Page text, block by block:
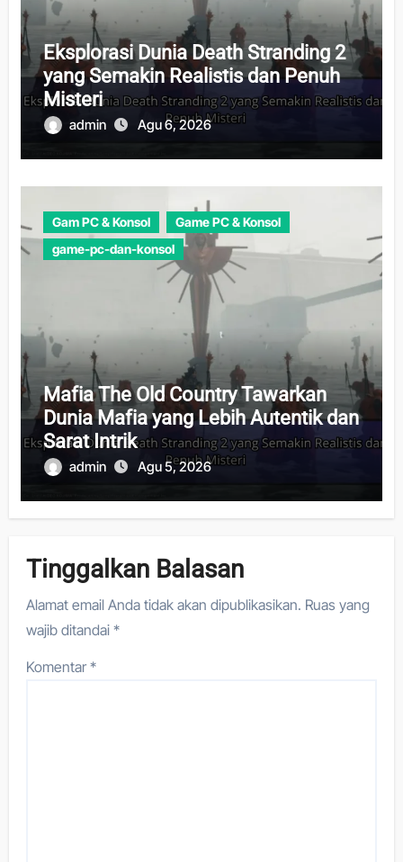
Eksplorasi Dunia Death Stranding 2
yang Semakin Realistis dan Penuh
Misteri
admin Agu 6, 2026
Gam PC & Konsol
Game PC & Konsol
game-pc-dan-konsol
Mafia The Old Country Tawarkan
Dunia Mafia yang Lebih Autentik dan
Sarat Intrik
admin Agu 5, 2026
Tinggalkan Balasan
Alamat email Anda tidak akan dipublikasikan. Ruas yang
wajib ditandai*
Komentar*